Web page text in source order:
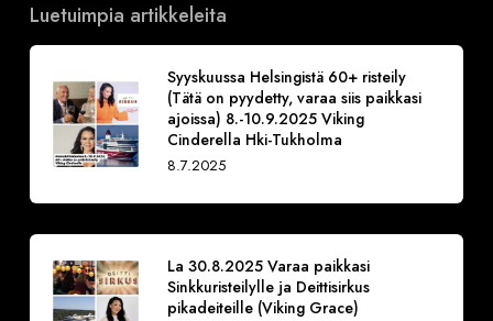
Luetuimpia artikkeleita
Syyskuussa Helsingistä 60+ risteily
(Tätä on pyydetty, varaa siis paikkasi
ajoissa) 8.-10.9.2025 Viking
Cinderella Hki-Tukholma
8.7.2025
La 30.8.2025 Varaa paikkasi
Sinkkuristeilylle ja Deittisirkus
pikadeiteille (Viking Grace)